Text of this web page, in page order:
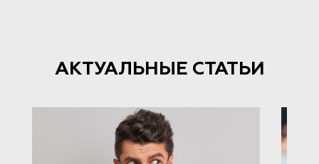
АКТУАЛЬНЫЕ СТАТЬИ